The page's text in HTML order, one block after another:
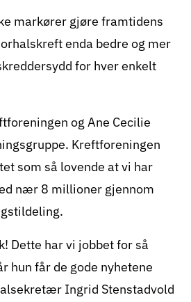
markører gjøre framtidens
enda bedre og mer
for hver enkelt
og Ane Cecilie
Kreftforeningen
som så lovende atvi har
nær 8 millioner gjennom
.
Dette har vi jobbet for så
hun får de gode nyhetene
Ingrid Stenstadvold